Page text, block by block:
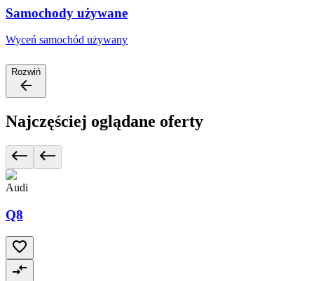
Samochody używane
Wyceń samochód używany
Rozwiń
Najczęściej oglądane oferty
Audi
Q8